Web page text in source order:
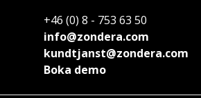
+46 (0) 8 - 753 63 50
info@zondera.com
kundtjanst@zondera.com
Boka demo